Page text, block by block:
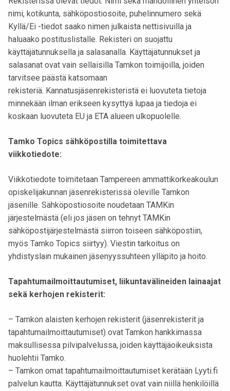
nimi, kotikunta, sähköpostiosoite, puhelinnumero sekä
Kyllä/Ei -tiedot saako nimen julkaista nettisivuilla ja
haluaako postituslistalle. Rekisteri on suojattu
käyttäjätunnuksella ja salasanalla. Käyttäjätunnukset ja
salasanat ovat vain sellaisilla Tamkon toimijoilla, joiden
tarvitsee päästä katsomaan
rekisteriä. Kannatusjäsenrekisteristä ei luovuteta tietoja
minnekään ilman erikseen kysyttyä lupaa ja tiedoja ei
koskaan luovuteta EU ja ETA alueen ulkopuolelle.
Tamko Topics sähköpostilla toimitettava
viikkotiedote:
Viikkotiedote toimitetaan Tampereen ammattikorkeakoulun
opiskelijakunnan jäsenrekisterissä oleville Tamkon
jäsenille. Sähköpostiosoite noudetaan TAMKin
järjestelmästä (eli jos jäsen on tehnyt TAMKin
sähköpostijärjestelmästä siirron toiseen sähköpostiin,
myös Tamko Topics siirtyy). Viestin tarkoitus on
yhdistyslain mukainen jäsenyyssuhteen ylläpito ja hoito.
Tapahtumailmoittautumiset, liikuntavälineiden lainaajat
sekä kerhojen rekisterit:
– Tamkon alaisten kerhojen rekisterit (jäsenrekisterit ja
tapahtumailmoittautumiset) ovat Tamkon hankkimassa
maksullisessa pilvipalvelussa, joiden käyttäjäoikeuksista
huolehtii Tamko.
– Tamkon omat tapahtumailmoittautumiset kerätään Lyyti.fi
palvelun kautta. Käyttäjätunnukset ovat vain niillä henkilöillä